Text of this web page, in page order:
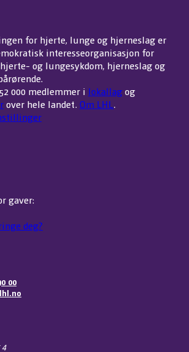
for hjerte, lunge og hjerneslag er
interesseorganisasjon for
og lungesykdom, hjerneslag og
000 medlemmer i lokallagog
over hele landet. Om LHL.
gaver:
deg?
00